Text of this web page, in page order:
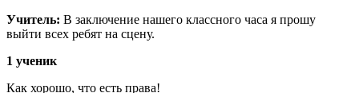
Учитель: В заключение нашего классного часа я прошу
выйти всех ребят на сцену.
1 ученик
Как хорошо, что есть права!